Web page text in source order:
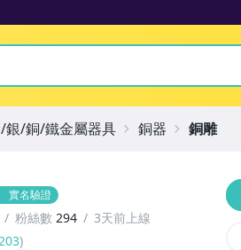
實名驗證
粉絲數 294
3天前上線
)
銀/銅/鐵金屬器具 銅器 銅雕